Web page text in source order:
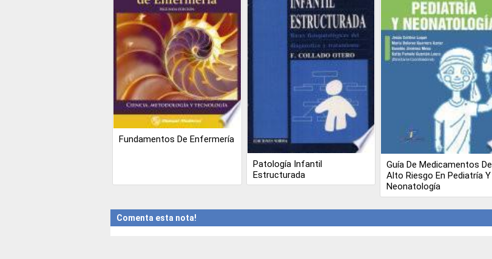
Fundamentos De Enfermería
Patología Infantil
Estructurada
Guía De Medicamentos De
Alto Riesgo En Pediatría Y
Neonatología
Comenta esta nota!